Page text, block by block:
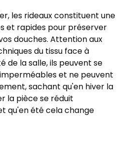
les rideaux constituent une
et rapides pour préserver
douches. Attention aux
du tissu face à
de la salle, ils peuvent se
et ne peuvent
sachant qu'en hiver la
la pièce se réduit
qu'en été cela change